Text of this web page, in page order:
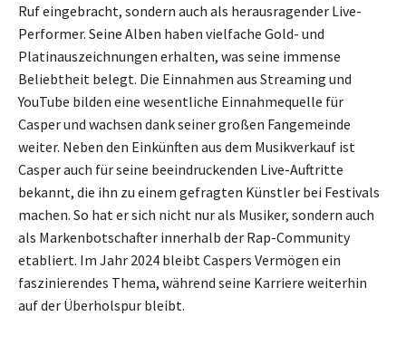
Ruf eingebracht, sondern auch als herausragender Live-
Performer. Seine Alben haben vielfache Gold- und
Platinauszeichnungen erhalten, was seine immense
Beliebtheit belegt. Die Einnahmen aus Streaming und
YouTube bilden eine wesentliche Einnahmequelle für
Casper und wachsen dank seiner großen Fangemeinde
weiter. Neben den Einkünften aus dem Musikverkauf ist
Casper auch für seine beeindruckenden Live-Auftritte
bekannt, die ihn zu einem gefragten Künstler bei Festivals
machen. So hat er sich nicht nur als Musiker, sondern auch
als Markenbotschafter innerhalb der Rap-Community
etabliert. Im Jahr 2024 bleibt Caspers Vermögen ein
faszinierendes Thema, während seine Karriere weiterhin
auf der Überholspur bleibt.